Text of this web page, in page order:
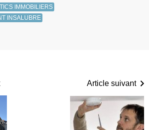
IMMOBILIERS
INSALUBRE
Article suivant